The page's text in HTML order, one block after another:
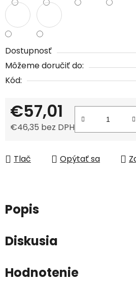
Dostupnosť
Môžeme doručiť do:
Kód:
€57,01
€46,35 bez DPH
Tlač Opýtať sa
Popis
Diskusia
Hodnotenie